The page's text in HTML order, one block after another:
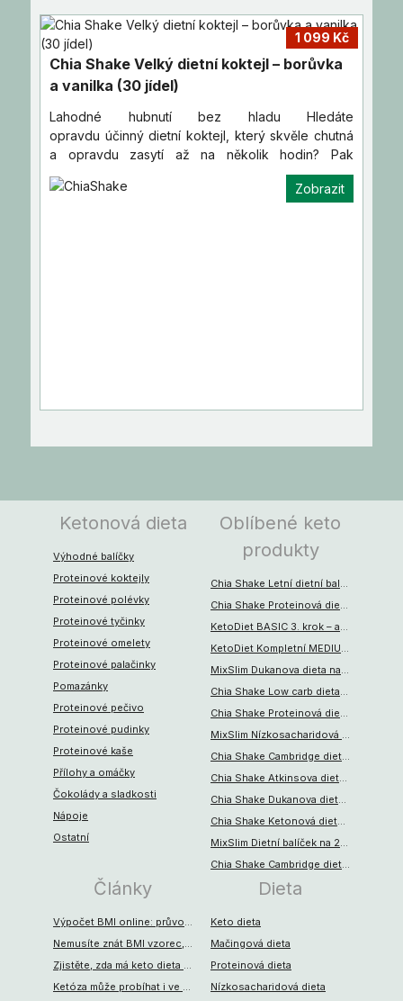
1 099 Kč
Chia Shake Velký dietní koktejl – borůvka
a vanilka (30 jídel)
Lahodné hubnutí bez hladu Hledáte
opravdu účinný dietní koktejl, který skvěle chutná
a opravdu zasytí až na několik hodin? Pak
vyzkoušejte náš dietní nápoj…
Zobrazit
Ketonová dieta
Výhodné balíčky
Proteinové koktejly
Proteinové polévky
Proteinové tyčinky
Proteinové omelety
Proteinové palačinky
Pomazánky
Proteinové pečivo
Proteinové pudinky
Proteinové kaše
Přílohy a omáčky
Čokolády a sladkosti
Nápoje
Ostatní
Oblíbené keto
produkty
Chia Shake Letní dietní balíček (50 jídel)
Chia Shake Proteinová dieta na 1 týden (35 jídel)
KetoDiet BASIC 3. krok – aktivní životní styl
KetoDiet Kompletní MEDIUM keto dieta na 9 týdnů (1. + 2. + 3. krok)
MixSlim Dukanova dieta na 1 týden (35 porcí)
Chia Shake Low carb dieta na 8 týdnů (280 jídel)
Chia Shake Proteinová dieta na 8 týdnů (280 jídel)
MixSlim Nízkosacharidová dieta na 4 týdny (150 porcí)
Chia Shake Cambridge dieta na 1 týden (35 jídel)
Chia Shake Atkinsova dieta na 4 týdny (140 jídel)
Chia Shake Dukanova dieta na 8 týdnů (280 jídel)
Chia Shake Ketonová dieta na 4 týdny (140 jídel)
MixSlim Dietní balíček na 2 týdny (70 porcí)
Chia Shake Cambridge dieta na 2 týdny (70 jídel)
Články
Výpočet BMI online: průvodce pro trenéry, sportovce a všechny, kdo dbají o zdraví
Nemusíte znát BMI vzorec, abyste si spočítali, jak je na tom vaše váha
Zjistěte, zda má keto dieta rizika, a pokud ano, jaká to jsou
Ketóza může probíhat i ve vašem těle. Poradíme, co musíte jíst
Dieta
Keto dieta
Mačingová dieta
Proteinová dieta
Nízkosacharidová dieta